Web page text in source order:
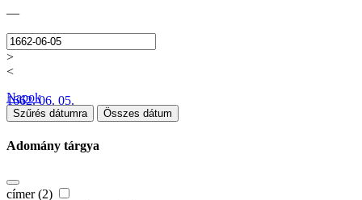
—
>
<
1662. 06. 05.
Napok
Szűrés dátumra Összes dátum
Adomány tárgya
címer (2)